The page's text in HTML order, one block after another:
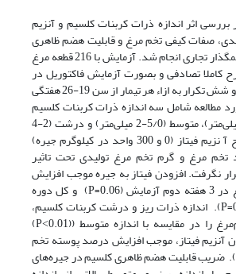
اثر اندازه ذرات کربنات کلسیم و آنزیم
صفات کیفی تخم مرغ و قابلیت هضم ظاهری
کلسیم، در مرغان تخمگذار تجاری انجام شد. آزمایش با 216 قطعه مرغ
کاملا تصادفی و بصورت آزمایش فاکتوریل در
شش تیمار آزمایشی و شش تکرار به ازاء هر تیمار از سن 19-26 هفتگی
مطالعه شامل سه اندازه ذرات کربنات کلسیم
(ریز (کمتر از 5/ 0 میلی‌متر)، متوسط (5/0-2 میلی‌متر) و درشت (2-4
میلی‌متر)) و دو سطح آ نزیم فیتاز (0 و 300 واحد در کیلوگرم جیره)
تخم مرغ و گرم تخم مرغ تولیدی تحت تاثیر
نگرفت. افزودن فیتاز به جیره موجب افزایش
عددی وزن تخم مرغ در 3 هفته دوم آزمایش (P=0.06) و کل دوره
آزمایش گردید ((P=0.1). اندازه ذرات ریز و درشت کربنات کلسیم،
ضخامت پوسته تخم‌مرغ را در مقایسه با اندازه متوسط ((P˂0.01)
آنزیم فیتاز، موجب افزایش درصد پوسته تخم
مرغ گردید (P˂0.05). ضریب قابلیت هضم ظاهری کلسیم در جیره‌های